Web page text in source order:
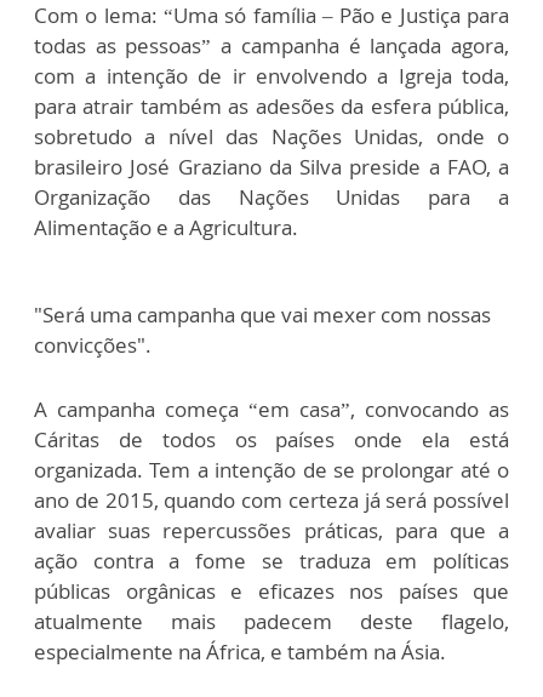
Com o lema: “Uma só família – Pão e Justiça para
todas as pessoas” a campanha é lançada agora,
com a intenção de ir envolvendo a Igreja toda,
para atrair também as adesões da esfera pública,
sobretudo a nível das Nações Unidas, onde o
brasileiro José Graziano da Silva preside a FAO, a
Organização das Nações Unidas para a
Alimentação e a Agricultura.
"Será uma campanha que vai mexer com nossas
convicções".
A campanha começa “em casa”, convocando as
Cáritas de todos os países onde ela está
organizada. Tem a intenção de se prolongar até o
ano de 2015, quando com certeza já será possível
avaliar suas repercussões práticas, para que a
ação contra a fome se traduza em políticas
públicas orgânicas e eficazes nos países que
atualmente mais padecem deste flagelo,
especialmente na África, e também na Ásia.